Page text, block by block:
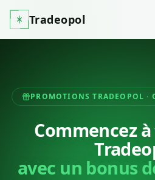
Tradeopol
PROMOTIONS TRADEOPOL ·
Commencez
avec un bonus